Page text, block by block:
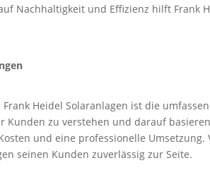
Nachhaltigkeit und Effizienz hilft Frank
Heidel Solaranlagen ist die
zu verstehen und darauf
und eine professionelle
seinen Kunden zuverlässig zur Seite.